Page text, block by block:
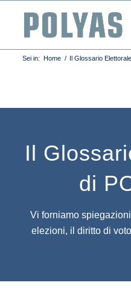
Sei in: Home / Il Glossario
Il
di
Vi forniamo
elezioni, il diritto di